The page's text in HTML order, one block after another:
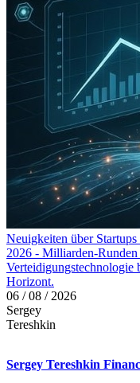
Neuigkeiten über
2026 - Milliarden-
Verteidigungstechnologie
Horizont.
06 / 08 / 2026
Sergey
Tereshkin
Sergey Tereshkin